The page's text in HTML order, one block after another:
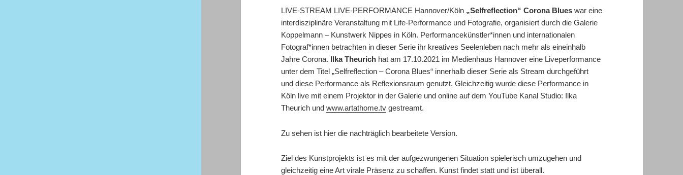
LIVE-STREAM LIVE-PERFORMANCE Hannover/Köln „Selfreflection“ Corona Blues war eine
interdisziplinäre Veranstaltung mit Life-Performance und Fotografie, organisiert durch die Galerie
Koppelmann – Kunstwerk Nippes in Köln. Performancekünstler*innen und internationalen
Fotograf*innen betrachten in dieser Serie ihr kreatives Seelenleben nach mehr als eineinhalb
Jahre Corona. Ilka Theurich hat am 17.10.2021 im Medienhaus Hannover eine Liveperformance
unter dem Titel „Selfreflection – Corona Blues“ innerhalb dieser Serie als Stream durchgeführt
und diese Performance als Reflexionsraum genutzt. Gleichzeitig wurde diese Performance in
Köln live mit einem Projektor in der Galerie und online auf dem YouTube Kanal Studio: Ilka
Theurich undwww.artathome.tv gestreamt.
Zu sehen ist hier die nachträglich bearbeitete Version.
Ziel des Kunstprojekts ist es mit der aufgezwungenen Situation spielerisch umzugehen und
gleichzeitig eine Art virale Präsenz zu schaffen. Kunst findet statt und ist überall.